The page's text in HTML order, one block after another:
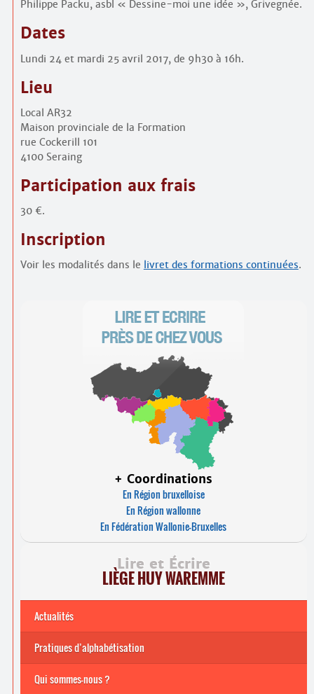
Philippe Packu, asbl « Dessine-moi une idée », Grivegnée.
Dates
Lundi 24 et mardi 25 avril 2017, de 9h30 à 16h.
Lieu
Local AR32
Maison provinciale de la Formation
rue Cockerill 101
4100 Seraing
Participation aux frais
30 €.
Inscription
Voir les modalités dans le livret des formations continuées.
+ Coordinations
En Région bruxelloise
En Région wallonne
En Fédération Wallonie-Bruxelles
Lire et Écrire
LIÈGE HUY WAREMME
Actualités
Pratiques d’alphabétisation
Archives
Formations continuées 2026-2027
Qui sommes-nous ?